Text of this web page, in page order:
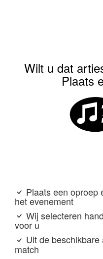
Wilt u dat
Plaats
Plaats een oproep
het evenement
Wij selecteren
voor u
Uit de
match